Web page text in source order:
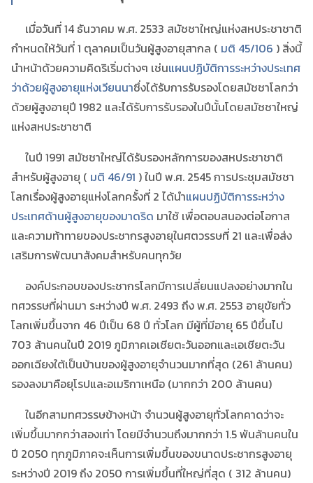
เมื่อวันที่ 14 ธันวาคม พ.ศ. 2533 สมัชชาใหญ่แห่งสหประชาชาติ
กำหนดให้วันที่ 1 ตุลาคมเป็นวันผู้สูงอายุสากล ( มติ 45/106 ) สิ่งนี้
นำหน้าด้วยความคิดริเริ่มต่างๆ เช่นแผนปฏิบัติการระหว่างประเทศ
ว่าด้วยผู้สูงอายุแห่งเวียนนาซึ่งได้รับการรับรองโดยสมัชชาโลกว่า
ด้วยผู้สูงอายุปี 1982 และได้รับการรับรองในปีนั้นโดยสมัชชาใหญ่
แห่งสหประชาชาติ
ในปี 1991 สมัชชาใหญ่ได้รับรองหลักการของสหประชาชาติ
สำหรับผู้สูงอายุ ( มติ 46/91 ) ในปี พ.ศ. 2545 การประชุมสมัชชา
โลกเรื่องผู้สูงอายุแห่งโลกครั้งที่ 2 ได้นำแผนปฏิบัติการระหว่าง
ประเทศด้านผู้สูงอายุของมาดริด มาใช้ เพื่อตอบสนองต่อโอกาส
และความท้าทายของประชากรสูงอายุในศตวรรษที่ 21 และเพื่อส่ง
เสริมการพัฒนาสังคมสำหรับคนทุกวัย
องค์ประกอบของประชากรโลกมีการเปลี่ยนแปลงอย่างมากใน
ทศวรรษที่ผ่านมา ระหว่างปี พ.ศ. 2493 ถึง พ.ศ. 2553 อายุขัยทั่ว
โลกเพิ่มขึ้นจาก 46 ปีเป็น 68 ปี ทั่วโลก มีผู้ที่มีอายุ 65 ปีขึ้นไป
703 ล้านคนในปี 2019 ภูมิภาคเอเชียตะวันออกและเอเชียตะวัน
ออกเฉียงใต้เป็นบ้านของผู้สูงอายุจำนวนมากที่สุด (261 ล้านคน)
รองลงมาคือยุโรปและอเมริกาเหนือ (มากกว่า 200 ล้านคน)
ในอีกสามทศวรรษข้างหน้า จำนวนผู้สูงอายุทั่วโลกคาดว่าจะ
เพิ่มขึ้นมากกว่าสองเท่า โดยมีจำนวนถึงมากกว่า 1.5 พันล้านคนใน
ปี 2050 ทุกภูมิภาคจะเห็นการเพิ่มขึ้นของขนาดประชากรสูงอายุ
ระหว่างปี 2019 ถึง 2050 การเพิ่มขึ้นที่ใหญ่ที่สุด ( 312 ล้านคน)